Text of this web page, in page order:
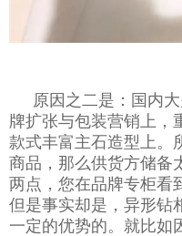
原因之二是：国内
牌扩张与包装营销上，
款式丰富主石造型上。
商品，那么供货方储备
两点，您在品牌专柜看
但是事实却是，异形钻
一定的优势的。就比如